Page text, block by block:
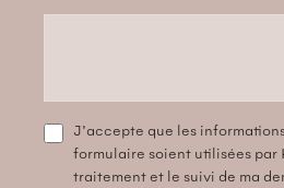
J'accepte que les
formulaire soient utilisées par
traitement et le suivi de ma